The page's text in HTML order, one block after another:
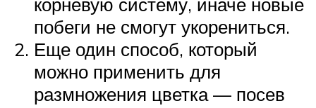
побеги не смогут укорениться.
Еще один способ, который
можно применить для
размножения цветка — посев